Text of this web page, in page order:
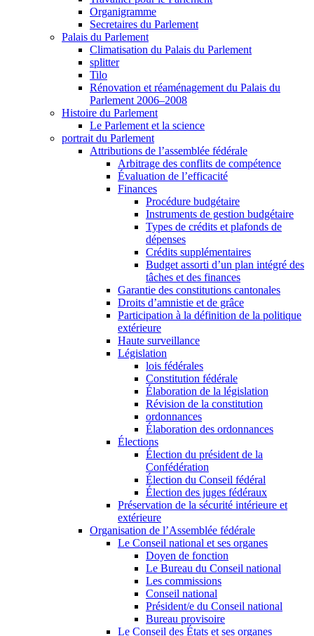
Organigramme
Secretaires du Parlement
Palais du Parlement
Climatisation du Palais du Parlement
splitter
Tilo
Rénovation et réaménagement du Palais du
Parlement 2006–2008
Histoire du Parlement
Le Parlement et la science
portrait du Parlement
Attributions de l’assemblée fédérale
Arbitrage des conflits de compétence
Évaluation de l’efficacité
Finances
Procédure budgétaire
Instruments de gestion budgétaire
Types de crédits et plafonds de
dépenses
Crédits supplémentaires
Budget assorti d’un plan intégré des
tâches et des finances
Garantie des constitutions cantonales
Droits d’amnistie et de grâce
Participation à la définition de la politique
extérieure
Haute surveillance
Législation
lois fédérales
Constitution fédérale
Élaboration de la législation
Révision de la constitution
ordonnances
Élaboration des ordonnances
Élections
Élection du président de la
Confédération
Élection du Conseil fédéral
Élection des juges fédéraux
Préservation de la sécurité intérieure et
extérieure
Organisation de l’Assemblée fédérale
Le Conseil national et ses organes
Doyen de fonction
Le Bureau du Conseil national
Les commissions
Conseil national
Président/e du Conseil national
Bureau provisoire
Le Conseil des États et ses organes